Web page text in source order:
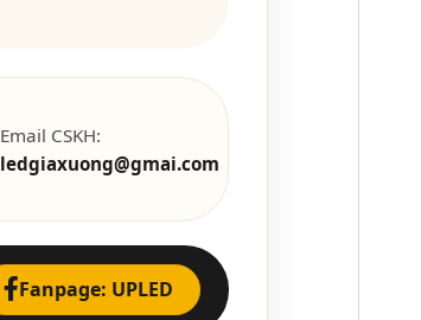
Email CSKH:
ledgiaxuong@gmai.com
Fanpage: UPLED